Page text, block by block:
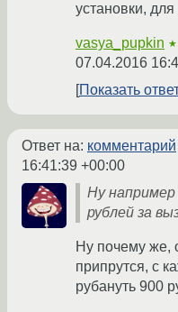
установки, для
vasya_pupkin
07.04.2016
Показать
Ответ на: комментарий
16:41:39 +00:00
Ну
рублей за
Ну почему же,
припрутся, с
рубануть 900